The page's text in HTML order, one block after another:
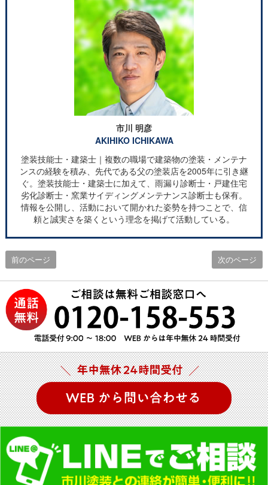
市川 明彦
AKIHIKO ICHIKAWA
塗装技能士・建築士｜複数の職場で建築物の塗装・メンテナ
ンスの経験を積み、先代である父の塗装店を2005年に引き継
ぐ。塗装技能士・建築士に加えて、雨漏り診断士・戸建住宅
劣化診断士・窯業サイディングメンテナンス診断士も保有。
情報を公開し、活動において開かれた姿勢を持つことで、信
頼と誠実さを築くという理念を掲げて活動している。
前のページ 次のページ